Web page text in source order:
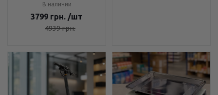
В наличии
3799 грн. /шт
4939грн.